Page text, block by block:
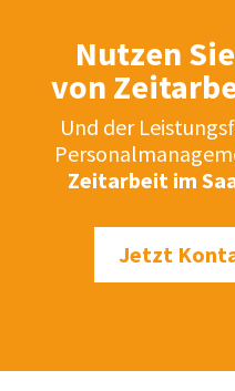
Nutzen
von
Und der
Zeitarbeit im
Jetzt